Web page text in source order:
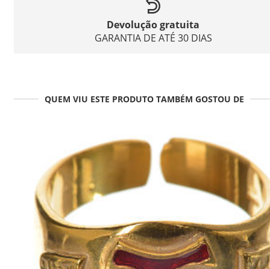
Devolução gratuita
GARANTIA DE ATÉ 30 DIAS
QUEM VIU ESTE PRODUTO TAMBÉM GOSTOU DE